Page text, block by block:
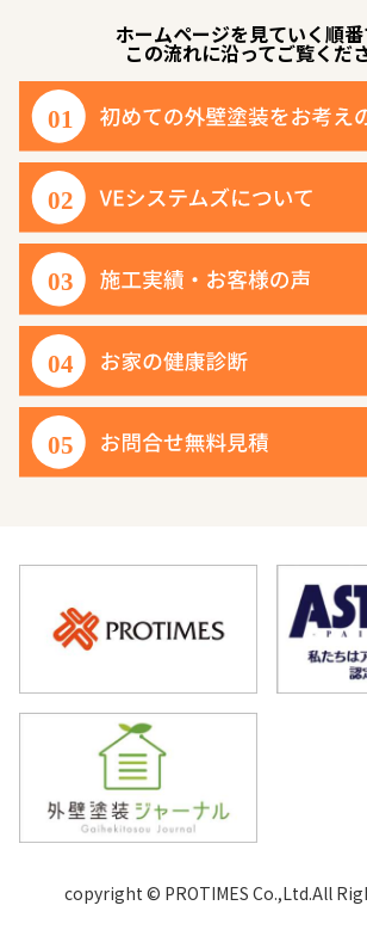
ホームページを見ていく順番
この流れに沿ってご覧くだ
copyright © PROTIMES Co.,Ltd.All